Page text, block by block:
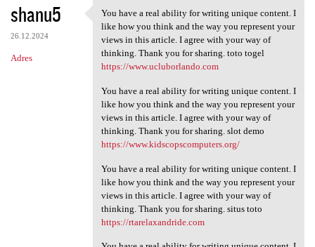
shanu5
26.12.2024
Adres
You have a real ability for
You have a real ability for writing unique content. I
like how you think and the way you represent your
views in this article. I agree with your way of
thinking. Thank you for sharing. toto togel
https://www.ucluborlando.com
You have a real ability for writing unique content. I
like how you think and the way you represent your
views in this article. I agree with your way of
thinking. Thank you for sharing. slot demo
https://www.kidscopscomputers.org/
You have a real ability for writing unique content. I
like how you think and the way you represent your
views in this article. I agree with your way of
thinking. Thank you for sharing. situs toto
https://rtarelaxandride.com